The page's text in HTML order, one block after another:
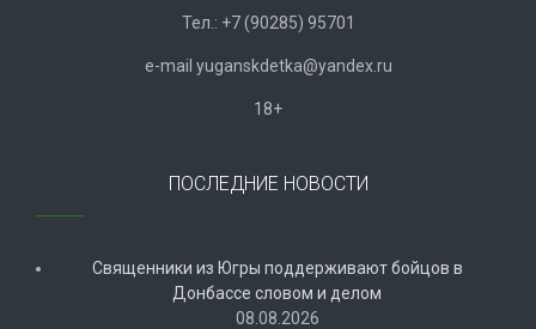
Тел.: +7 (90285) 95701
e-mail yuganskdetka@yandex.ru
18+
ПОСЛЕДНИЕ НОВОСТИ
Священники из Югры поддерживают бойцов в
Донбассе словом и делом
08.08.2026